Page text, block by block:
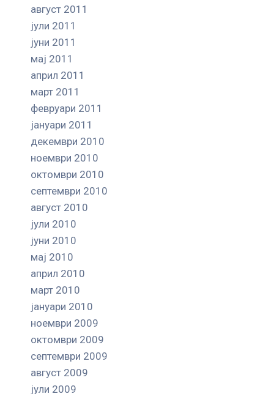
август 2011
јули 2011
јуни 2011
мај 2011
април 2011
март 2011
февруари 2011
јануари 2011
декември 2010
ноември 2010
октомври 2010
септември 2010
август 2010
јули 2010
јуни 2010
мај 2010
април 2010
март 2010
јануари 2010
ноември 2009
октомври 2009
септември 2009
август 2009
јули 2009